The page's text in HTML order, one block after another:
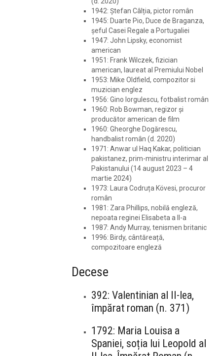
1942: Ștefan Câlția, pictor român
1945: Duarte Pio, Duce de Braganza,
șeful Casei Regale a Portugaliei
1947: John Lipsky, economist
american
1951: Frank Wilczek, fizician
american, laureat al Premiului Nobel
1953: Mike Oldfield, compozitor si
muzician englez
1956: Gino Iorgulescu, fotbalist român
1960: Rob Bowman, regizor și
producător american de film
1960: Gheorghe Dogărescu,
handbalist român (d. 2020)
1971: Anwar ul Haq Kakar, politician
pakistanez, prim-ministru interimar al
Pakistanului (14 august 2023 – 4
martie 2024)
1973: Laura Codruța Kövesi, procuror
român
1981: Zara Phillips, nobilă engleză,
nepoata reginei Elisabeta a II-a
1987: Andy Murray, tenismen britanic
1996: Birdy, cântăreață,
compozitoare engleză
Decese
392: Valentinian al II-lea,
împărat roman (n. 371)
1792: Maria Louisa a
Spaniei, soția lui Leopold al